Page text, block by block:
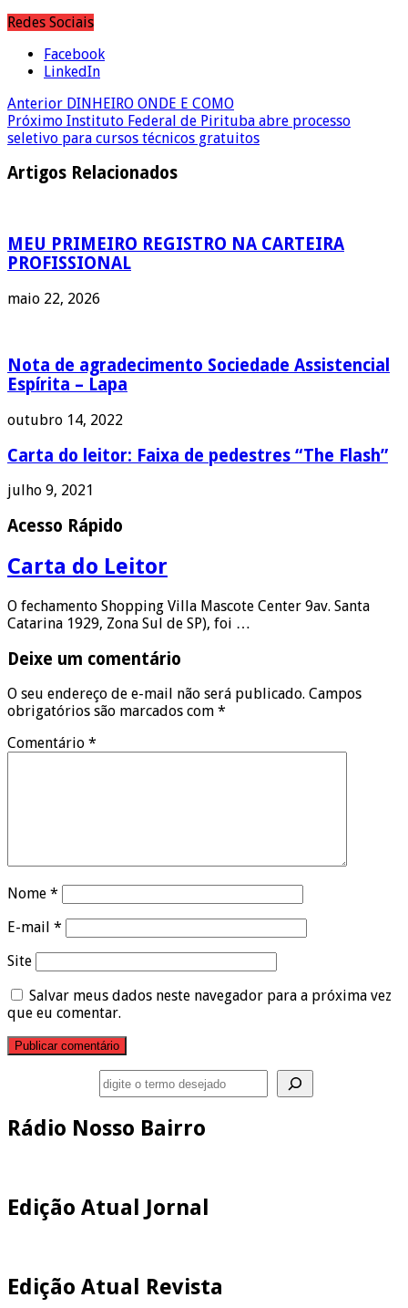
Redes Sociais
Facebook
LinkedIn
Anterior DINHEIRO ONDE E COMO
Próximo Instituto Federal de Pirituba abre processo
seletivo para cursos técnicos gratuitos
Artigos Relacionados
MEU PRIMEIRO REGISTRO NA CARTEIRA
PROFISSIONAL
maio 22, 2026
Nota de agradecimento Sociedade Assistencial
Espírita – Lapa
outubro 14, 2022
Carta do leitor: Faixa de pedestres “The Flash”
julho 9, 2021
Acesso Rápido
Carta do Leitor
O fechamento Shopping Villa Mascote Center 9av. Santa
Catarina 1929, Zona Sul de SP), foi …
Deixe um comentário
O seu endereço de e-mail não será publicado. Campos
obrigatórios são marcados com *
Comentário *
Nome *
E-mail *
Site
Salvar meus dados neste navegador para a próxima vez
que eu comentar.
Rádio Nosso Bairro
Edição Atual Jornal
Edição Atual Revista